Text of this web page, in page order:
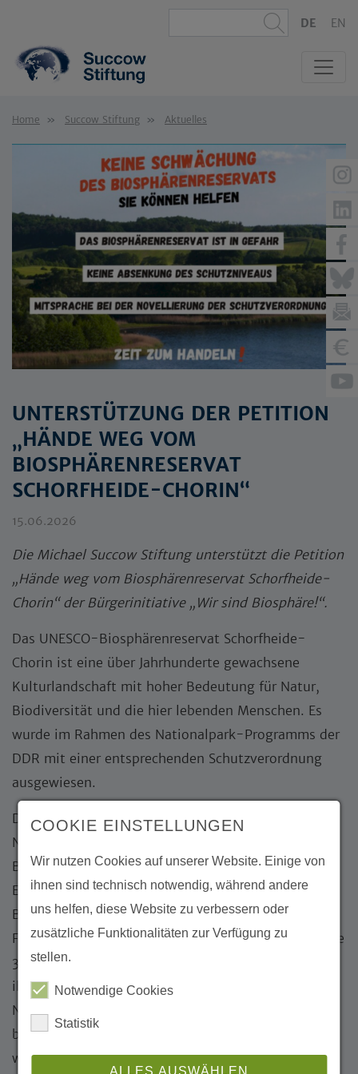
DE EN
Home Succow Stiftung Aktuelles
UNTERSTÜTZUNG DER PETITION
„HÄNDE WEG VOM
BIOSPHÄRENRESERVAT
SCHORFHEIDE-CHORIN“
15.06.2026
Die Michael Succow Stiftung unterstützt die Petition
„Hände weg vom Biosphärenreservat Schorfheide-
Chorin“ der Bürgerinitiative „Wir sind Biosphäre!“.
Das UNESCO-Biosphärenreservat Schorfheide-
Chorin ist eine über Jahrhunderte gewachsene
Kulturlandschaft mit hoher Bedeutung für Natur,
Biodiversität und die hier lebenden Menschen. Es
wurde im Rahmen des Nationalpark-Programms der
DDR mit einer entsprechenden Schutzverordnung
ausgewiesen.
Die Stiftung ist im Gebiet mit eigenen
Naturerbeflächen in der Sernitzniederung und im
Bollwintal vertreten und dort aktiv an der
Entwicklung naturnaher Lebensräume beteiligt.
Beide der naturschutzfachlich sehr wertvollen
Flächen liegen größtenteils innerhalb der Schutzzone
3 (Landschaftsschutzgebiet) und müssten aufgrund
ihrer Bedeutung eigentlich auch als
Naturschutzgebiete ausgewiesen werden. Durch die
bestehende, maßgeschneiderte Schutzverordnung
waren die Gebiete bislang dennoch hinreichend
COOKIE EINSTELLUNGEN
Wir nutzen Cookies auf unserer Website. Einige von
ihnen sind technisch notwendig, während andere
uns helfen, diese Website zu verbessern oder
zusätzliche Funktionalitäten zur Verfügung zu
stellen.
Notwendige Cookies
Statistik
ALLES AUSWÄHLEN